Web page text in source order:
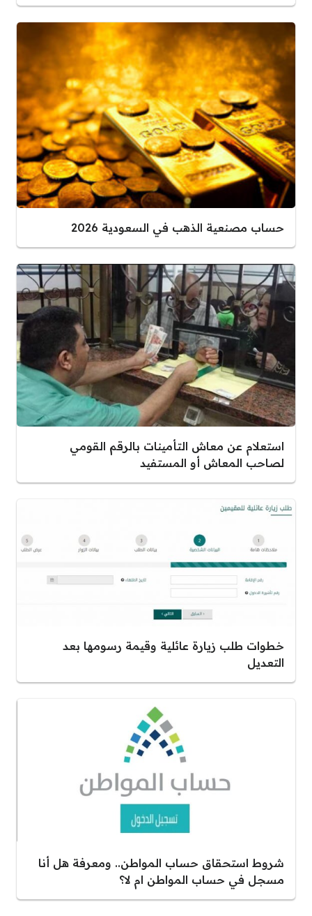
حساب مصنعية الذهب في السعودية 2026
استعلام عن معاش التأمينات بالرقم القومي
لصاحب المعاش أو المستفيد
خطوات طلب زيارة عائلية وقيمة رسومها بعد
التعديل
شروط استحقاق حساب المواطن.. ومعرفة هل أنا
مسجل في حساب المواطن ام لا؟